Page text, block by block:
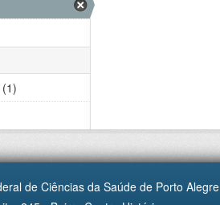
de Ciências da Saúde de Porto Alegre